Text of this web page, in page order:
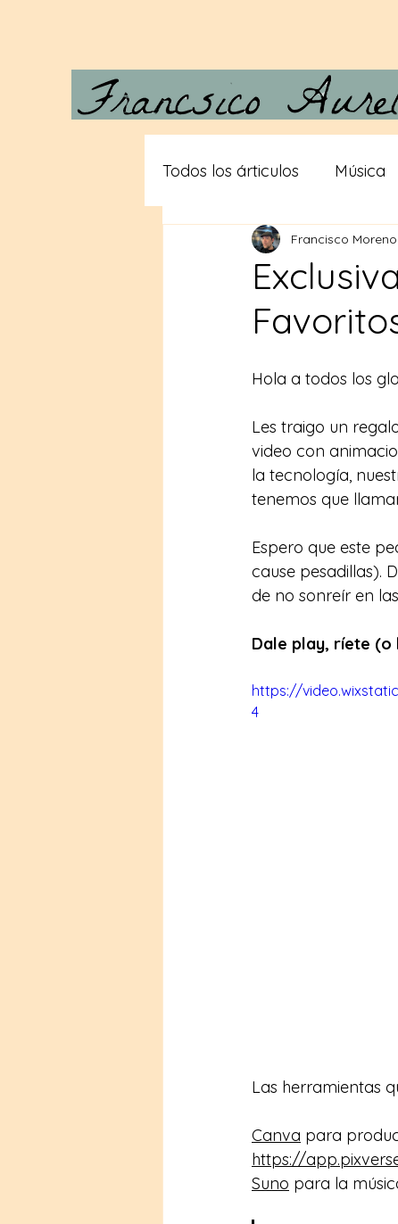
Todos los árticulos Música
Carta a Vera Desde
Gigantes Teorias
Francisco
Hola a todos los
Les traigo un
video con
la tecnología,
tenemos que
Espero que este
cause pesadillas).
de no sonreír en
Dale play, ríete
https://
4
Las herramientas
Canva para
https://
Suno para la